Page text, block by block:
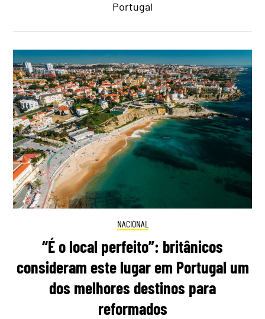
Portugal
NACIONAL
“É o local perfeito”: britânicos
consideram este lugar em Portugal um
dos melhores destinos para
reformados